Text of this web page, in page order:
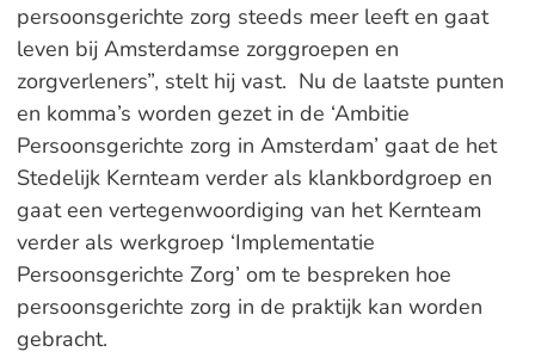
persoonsgerichte zorg steeds meer leeft en gaat
leven bij Amsterdamse zorggroepen en
zorgverleners”, stelt hij vast. Nu de laatste punten
en komma’s worden gezet in de ‘Ambitie
Persoonsgerichte zorg in Amsterdam’ gaat de het
Stedelijk Kernteam verder als klankbordgroep en
gaat een vertegenwoordiging van het Kernteam
verder als werkgroep ‘Implementatie
Persoonsgerichte Zorg’ om te bespreken hoe
persoonsgerichte zorg in de praktijk kan worden
gebracht.